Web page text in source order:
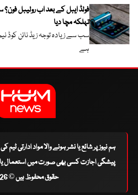
فولڈ ایبل کے بعد اب رولیبل
تہلکہ مچا دیا
سب سے زیادہ توجہ زیڈ نائن کوڈ
ہے
ہم نیوز پر شائع یا نشر ہونے والا مواد ادارتی
پیشگی اجازت کسی بھی صورت میں استعمال یا
حقوق محفوظ ہیں © 2026